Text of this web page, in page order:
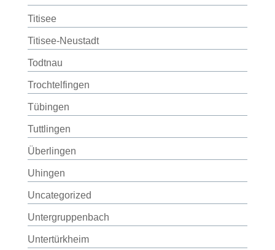
Titisee
Titisee-Neustadt
Todtnau
Trochtelfingen
Tübingen
Tuttlingen
Überlingen
Uhingen
Uncategorized
Untergruppenbach
Untertürkheim